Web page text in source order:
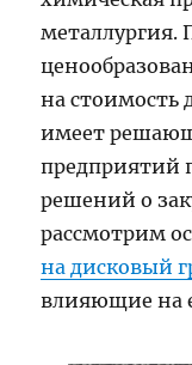
металлургия.
на стоимость
имеет
предприятий
решений о
рассмотрим
на дисковый
влияющие на